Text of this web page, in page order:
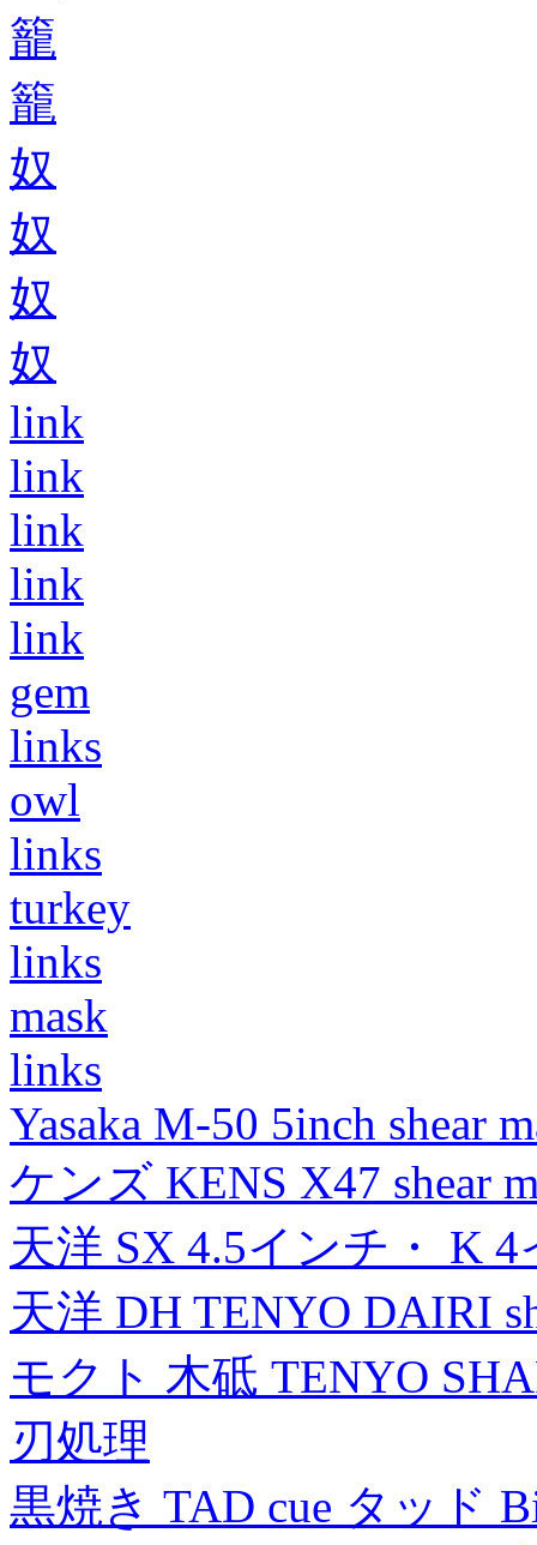
籠
籠
奴
奴
奴
奴
link
link
link
link
link
gem
links
owl
links
turkey
links
mask
links
Yasaka M-50 5inch shear
ケンズ KENS X47 shear
天洋 SX 4.5インチ・ K
天洋 DH TENYO DAIRI
モクト 木砥 TENYO
刃処理
黒焼き TAD cue タッド